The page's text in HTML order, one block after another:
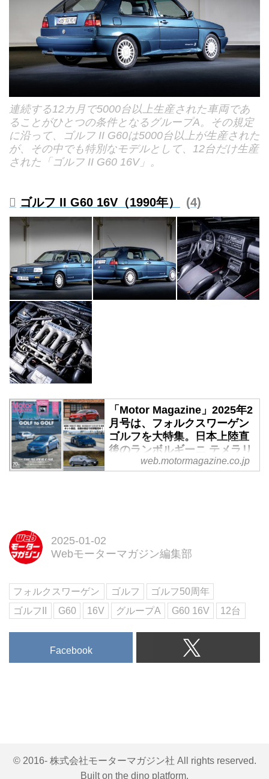
連続する12カ月で5000台以上生産された車両であ
ることがひとつの条件となるグループA。その規定
に沿って、ゴルフ II G60は5000台以上が生産された
が、その中でも特別なモデルとして、12台だけ生産
された「ゴルフ II G60 16V」。
ゴルフ II G60 16V（1990年） 4
「Motor Magazine」2025年2
月号は、フォルクスワーゲン
ゴルフを大特集。日本上陸直
後のランボルギーニ テメラリ
オも総力取材！ - Webモータ
します！
web.motormagazine.co.jp
2025-01-02
Webモーターマガジン編集部
フォルクスワーゲン ゴルフ
ゴルフ50周年
ゴルフII
G60 16V グループA G60 16V 12台
Facebook
© 2016- 株式会社モーターマガジン社 All rights reserved.
Built on the dino platform.